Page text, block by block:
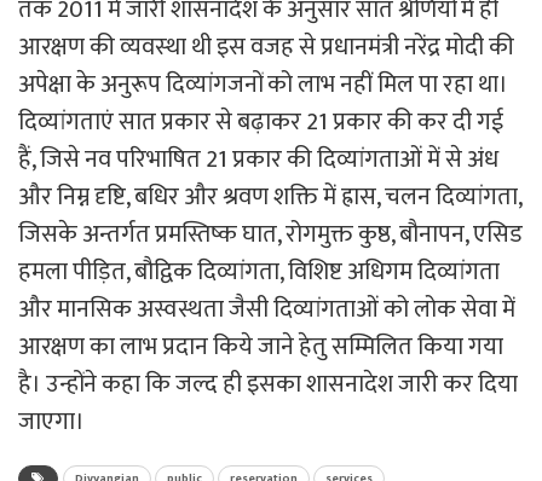
तक 2011 में जारी शासनादेश के अनुसार सात श्रेणियों में ही
आरक्षण की व्‍यवस्‍था थी इस वजह से प्रधानमंत्री नरेंद्र मोदी की
अपेक्षा के अनुरूप दिव्‍यांगजनों को लाभ नहीं मिल पा रहा था।
दिव्यांगताएं सात प्रकार से बढ़ाकर 21 प्रकार की कर दी गई
हैं, जिसे नव परिभाषित 21 प्रकार की दिव्यांगताओं में से अंध
और निम्न दृष्टि, बधिर और श्रवण शक्ति में ह्रास, चलन दिव्यांगता,
जिसके अन्तर्गत प्रमस्तिष्क घात, रोगमुक्त कुष्ठ, बौनापन, एसिड
हमला पीड़ित, बौद्विक दिव्यांगता, विशिष्ट अधिगम दिव्यांगता
और मानसिक अस्वस्थता जैसी दिव्यांगताओं को लोक सेवा में
आरक्षण का लाभ प्रदान किये जाने हेतु सम्मिलित किया गया
है। उन्होंने कहा कि जल्द ही इसका शासनादेश जारी कर दिया
जाएगा।